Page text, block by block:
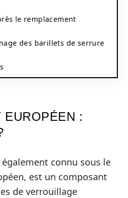
le remplacement
des barillets de serrure
EUROPÉEN :
connu sous le
est un composant
de verrouillage